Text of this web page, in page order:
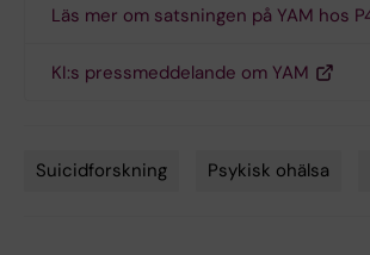
Läs mer om satsningen på YAM hos
KI:s pressmeddelande om YAM
Suicidforskning Psykisk ohälsa